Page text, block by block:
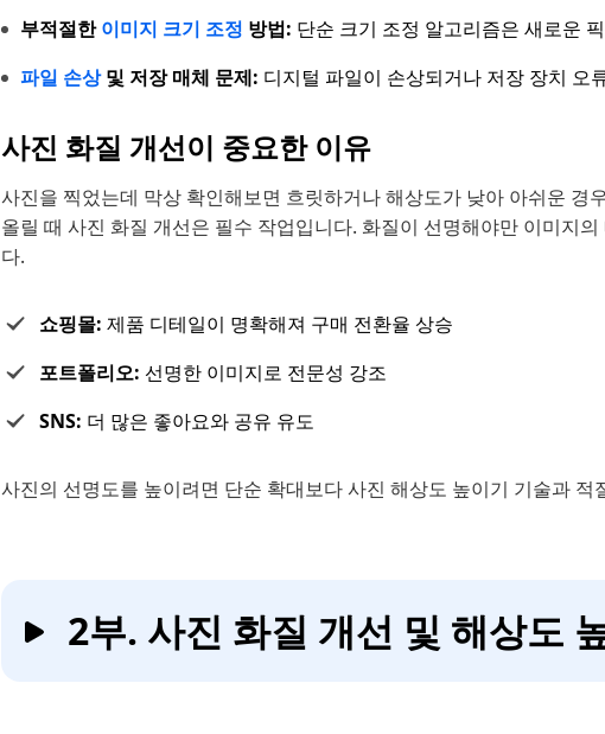
부적절한이미지 크기 조정 방법: 단순 크기 조정 알고리즘은 새로운
파일 손상및 저장 매체 문제: 디지털 파일이 손상되거나 저장 장치 오
사진 화질 개선이 중요한 이유
사진을 찍었는데 막상 확인해보면 흐릿하거나 해상도가 낮아 아쉬운 경
올릴 때 사진 화질 개선은 필수 작업입니다. 화질이 선명해야만 이미지
다.
쇼핑몰: 제품 디테일이 명확해져 구매 전환율 상승
포트폴리오: 선명한 이미지로 전문성 강조
SNS: 더 많은 좋아요와 공유 유도
사진의 선명도를 높이려면 단순 확대보다 사진 해상도 높이기 기술과 적
2부. 사진 화질 개선 및 해상도